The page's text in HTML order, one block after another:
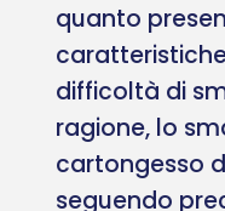
quanto
difficoltà di
ragione, lo
cartongesso
seguendo